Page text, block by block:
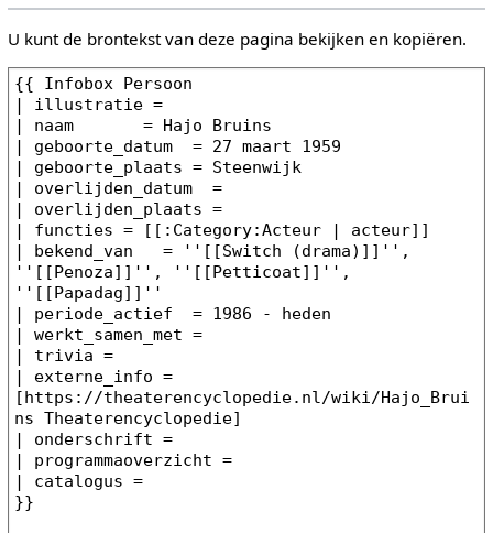
U kunt de brontekst van deze pagina bekijken en kopiëren.